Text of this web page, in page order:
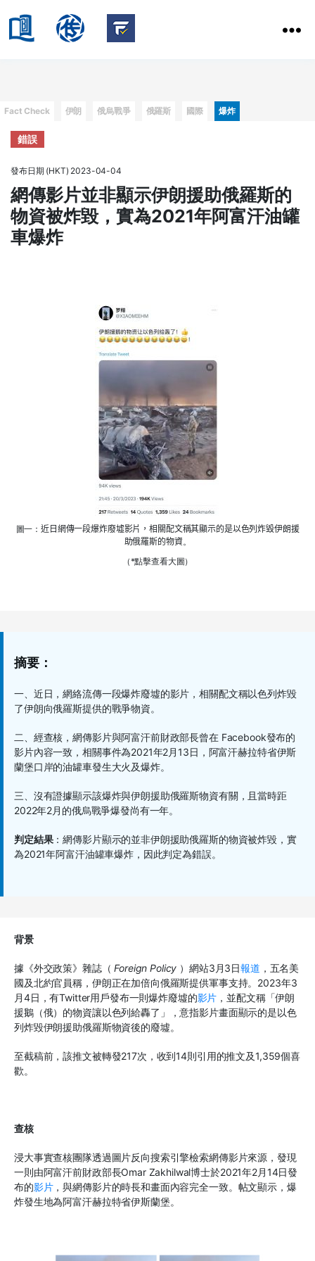
HKBU
of
Communication
Categories
Fact Check 伊朗 俄烏戰爭 俄羅斯 國際 爆炸
錯誤
發布日期 (HKT) 2023-04-04
網傳影片並非顯示伊朗援助俄羅斯的
物資被炸毀，實為2021年阿富汗油罐
車爆炸
圖一：近日網傳一段爆炸廢墟影片，相關配文稱其顯示的是以色列炸毀伊朗援
助俄羅斯的物資。
（*點擊查看大圖）
摘要：
一、近日，網絡流傳一段爆炸廢墟的影片，相關配文稱以色列炸毀
了伊朗向俄羅斯提供的戰爭物資。
二、經查核，網傳影片與阿富汗前財政部長曾在 Facebook發布的
影片內容一致，相關事件為2021年2月13日， 阿富汗赫拉特省伊斯
蘭堡口岸的油罐車發生大火及爆炸。
三、沒有證據顯示該爆炸與伊朗援助俄羅斯物資有關，且當時距
2022年2月的俄烏戰爭爆發尚有一年。
判定結果：網傳影片顯示的並非伊朗援助俄羅斯的物資被炸毀，實
為2021年阿富汗油罐車爆炸，因此判定為錯誤。
背景
據《外交政策》雜誌（ Foreign Policy ） 網站3月3日報道 ，五名美
國及北約官員稱，伊朗正在加倍向俄羅斯提供軍事支持。2023年3
月4日，有Twitter用戶發布一則爆炸廢墟的影片 ，並配文稱「伊朗
援鵝（俄）的物資讓以色列給轟了 」
，意指影片畫面顯示的是以色
列炸毀伊朗援助俄羅斯物資後的廢墟。
至截稿前，該推文被轉發217次，收到14則引用的推文及1,359個喜
歡。
查核
浸大事實查核團隊透過圖片反向搜索引擎檢索網傳影片來源，發現
一則由阿富汗前財政部長Omar Zakhilwal博士於2021年2月14日發
布的影片，與網傳影片的時長和畫面內容完全一致。帖文顯示，爆
炸發生地為阿富汗赫拉特省伊斯蘭堡。